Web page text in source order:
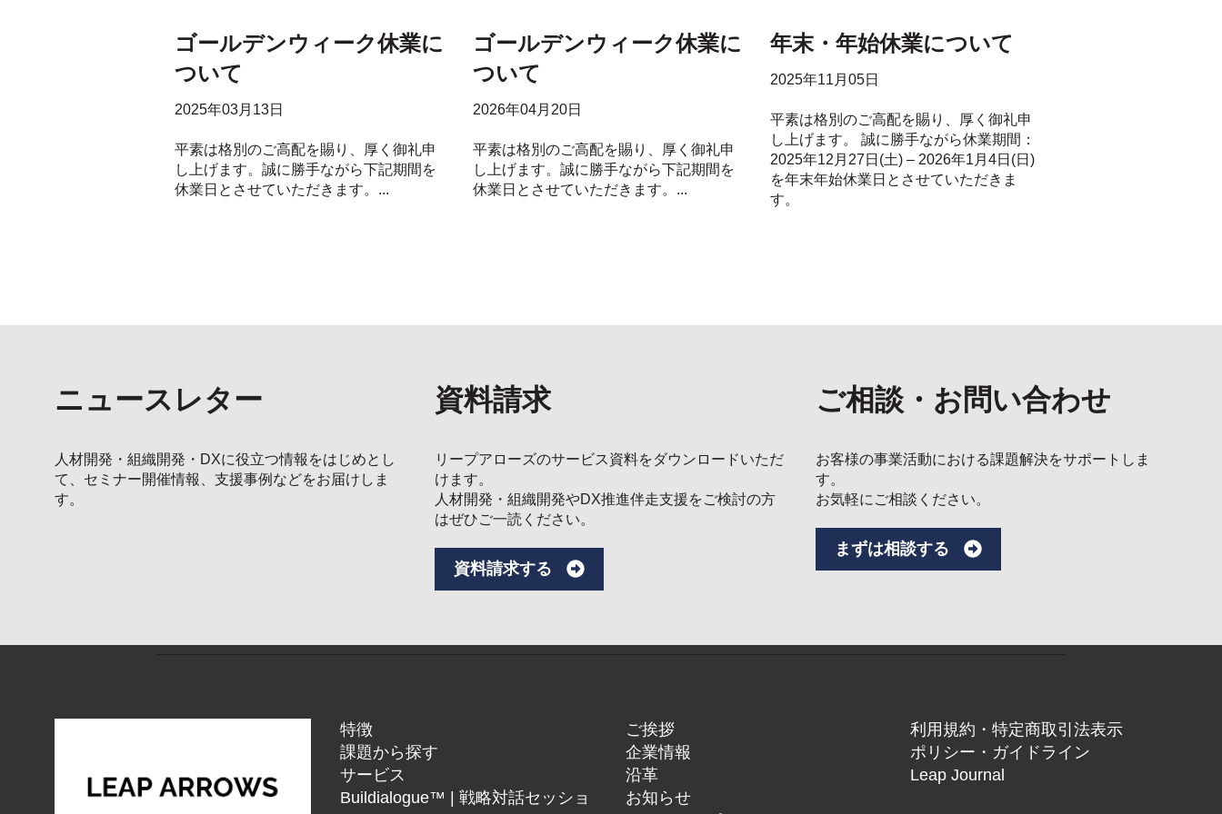
ゴールデンウィーク休業に
ついて
2025年03月13日
平素は格別のご高配を賜り、厚く御礼申
し上げます。誠に勝手ながら下記期間を
休業日とさせていただきます。...
ゴールデンウィーク休業に
ついて
2026年04月20日
平素は格別のご高配を賜り、厚く御礼申
し上げます。誠に勝手ながら下記期間を
休業日とさせていただきます。...
年末・年始休業について
2025年11月05日
平素は格別のご高配を賜り、厚く御礼申
し上げます。 誠に勝手ながら休業期間：
2025年12月27日(土) – 2026年1月4日(日)
を年末年始休業日とさせていただきま
す。
ニュースレター
人材開発・組織開発・DXに役立つ情報をはじめとし
て、セミナー開催情報、支援事例などをお届けしま
す。
資料請求
リープアローズのサービス資料をダウンロードいただ
けます。
人材開発・組織開発やDX推進伴走支援をご検討の方
はぜひご一読ください。
資料請求する
ご相談・お問い合わせ
お客様の事業活動における課題解決をサポートしま
す。
お気軽にご相談ください。
まずは相談する
特徴
課題から探す
サービス
Buildialogue™ | 戦略対話セッショ
ご挨拶
企業情報
沿革
お知らせ
利用規約・特定商取引法表示
ポリシー・ガイドライン
Leap Journal